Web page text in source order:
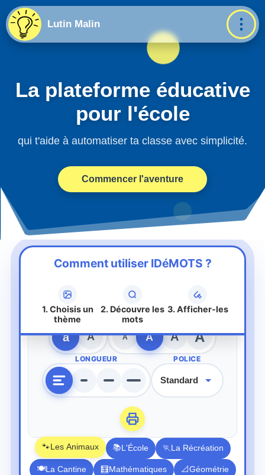
Lutin Malin
La plateforme éducative
pour l'école
qui t'aide à automatiser ta classe avec simplicité.
Commencer l'aventure
Comment utiliser IDéMOTS ?
1. Choisis un
thème
2. Découvre les
mots
3. Afficher-les
💡IDéMOTS
CASSE
a A
TAILLE
A A A A
LONGUEUR POLICE
🐾 Les Animaux 📚 L'École 🏃 La Récréation
🍽️La Cantine 🧮 Mathématiques 📐 Géométrie